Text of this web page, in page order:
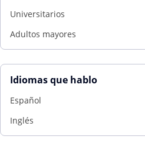
Universitarios
Adultos mayores
Idiomas que hablo
Español
Inglés